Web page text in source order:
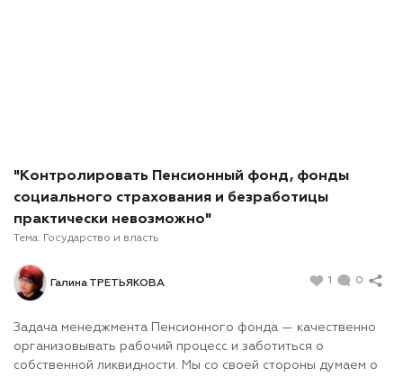
"Контролировать Пенсионный фонд, фонды
социального страхования и безработицы
практически невозможно"
Тема: Государство и власть
Галина ТРЕТЬЯКОВА 1 0
Задача менеджмента Пенсионного фонда — качественно
организовывать рабочий процесс и заботиться о
собственной ликвидности. Мы со своей стороны думаем о